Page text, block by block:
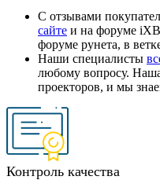
С отзывами
сайте и на форуме
форуме рунета, в
Наши специалисты
любому вопросу.
проекторов, и мы
Контроль качества